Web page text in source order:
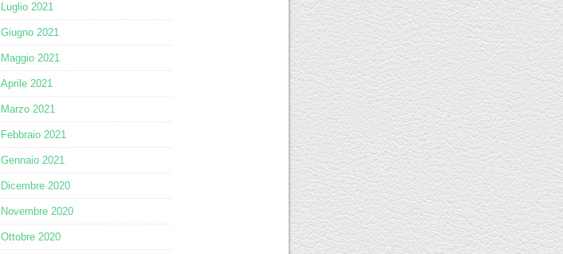
Luglio 2021
Giugno 2021
Maggio 2021
Aprile 2021
Marzo 2021
Febbraio 2021
Gennaio 2021
Dicembre 2020
Novembre 2020
Ottobre 2020